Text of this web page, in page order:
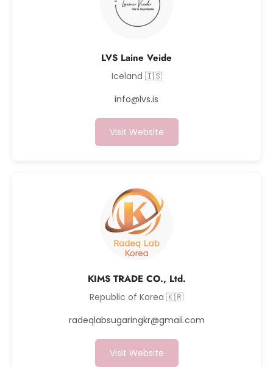
LVS Laine Veide
Iceland 🇮🇸
info@lvs.is
Visit Website
KIMS TRADE CO., Ltd.
Republic of Korea 🇰🇷
radeqlabsugaringkr@gmail.com
Visit Website